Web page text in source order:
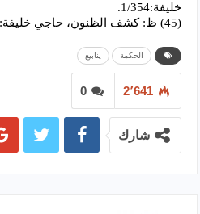
خليفة:1/354.
(45) ظ: كشف الظنون، حاجي خليفة:2/1337.
الحكمة ينابيع
0 2٬641
شارك